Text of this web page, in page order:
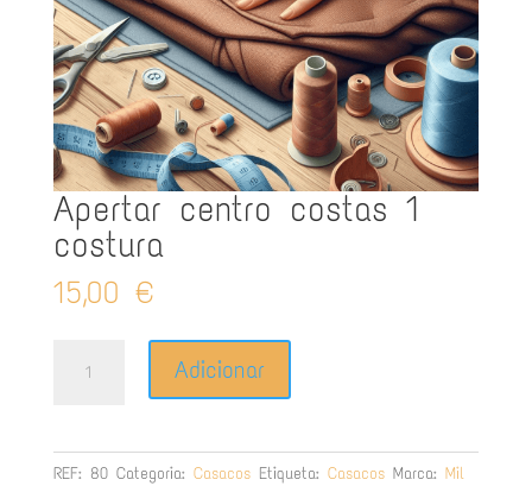
Apertar centro costas 1
costura
15,00 €
Adicionar
REF: 80 Categoria: Casacos Etiqueta: Casacos Marca: Mil